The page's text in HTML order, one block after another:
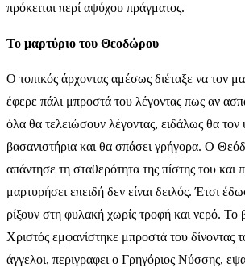
πρόκειται περί αψύχου πράγματος.
Το μαρτύριο του Θεοδώρου
Ο τοπικός άρχοντας αμέσως διέταξε να τον
έφερε πάλι μπροστά του λέγοντας πως αν
όλα θα τελειώσουν λέγοντας, ειδάλως θα τον
βασανιστήρια και θα σπάσει γρήγορα. Ο
απάντησε τη σταθερότητα της πίστης του και
μαρτυρήσει επειδή δεν είναι δειλός. Έτσι
ρίξουν στη φυλακή χωρίς τροφή και νερό.
Χριστός εμφανίστηκε μπροστά του δίνοντας
άγγελοι, περιγραφει ο Γρηγόριος Νύσσης,